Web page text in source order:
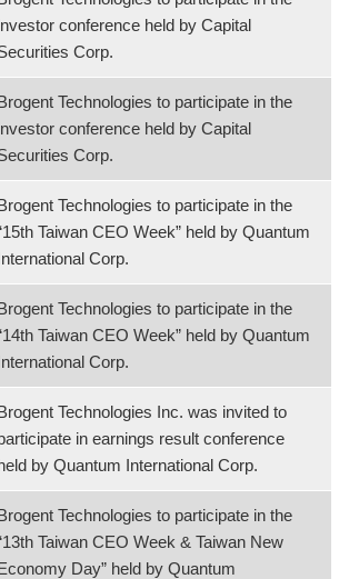
conference held by Capital
Corp.
Technologies to participate in the
conference held by Capital
Corp.
Technologies to participate in the
Taiwan CEO Week” held by Quantum
Corp.
Technologies to participate in the
Taiwan CEO Week” held by Quantum
Corp.
Technologies Inc. was invited to
in earnings result conference
by Quantum International Corp.
Technologies to participate in the
Taiwan CEO Week & Taiwan New
Day” held by Quantum